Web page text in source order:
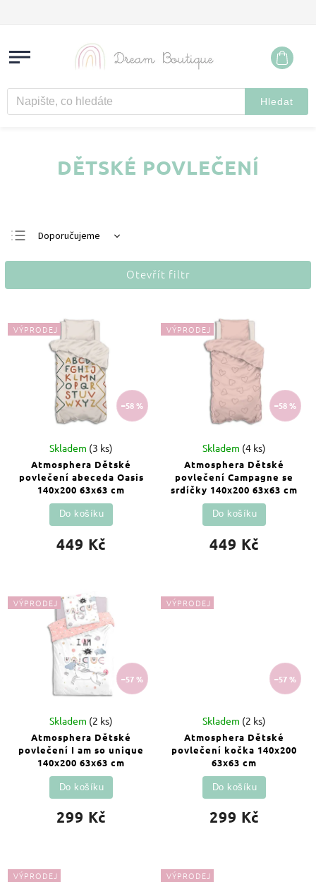
Hledat
DĚTSKÉ POVLEČENÍ
Doporučujeme
Nejlevnější
Abecedně
Otevřít filtr
VÝPRODEJ
–58 %
Atmosphera Dětské
povlečení abeceda Oasis
140x200 63x63 cm
Skladem (3 ks)
449 Kč
Do košíku
VÝPRODEJ
–58 %
Atmosphera Dětské
povlečení Campagne se
srdíčky 140x200 63x63 cm
Skladem (4 ks)
449 Kč
Do košíku
VÝPRODEJ
–57 %
Atmosphera Dětské
povlečení I am so unique
140x200 63x63 cm
Skladem (2 ks)
299 Kč
Do košíku
VÝPRODEJ
–57 %
Atmosphera Dětské
povlečení kočka 140x200
63x63 cm
Skladem (2 ks)
299 Kč
Do košíku
VÝPRODEJ VÝPRODEJ